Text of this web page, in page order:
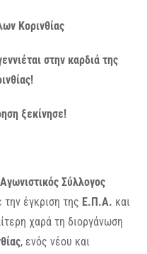
Κορινθίας
στην καρδιά της
ξεκίνησε!
Αγωνιστικός Σύλλογος
την έγκριση της Ε.Π.Α. και
χαρά τη διοργάνωση
, ενός νέου και